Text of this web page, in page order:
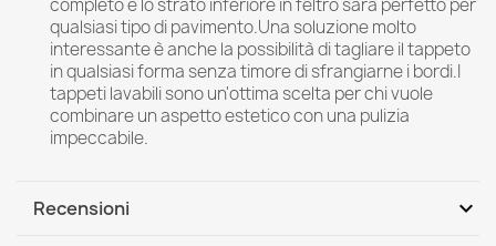
completo e lo strato inferiore in feltro sarà perfetto per
qualsiasi tipo di pavimento.Una soluzione molto
interessante è anche la possibilità di tagliare il tappeto
in qualsiasi forma senza timore di sfrangiarne i bordi.I
tappeti lavabili sono un'ottima scelta per chi vuole
combinare un aspetto estetico con una pulizia
impeccabile.
Recensioni expand_more